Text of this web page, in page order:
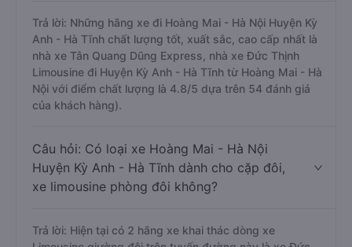
Trả lời: Những hãng xe đi Hoàng Mai - Hà Nội Huyện Kỳ
Anh - Hà Tĩnh chất lượng tốt, xuất sắc, cao cấp nhất là
nhà xe Tân Quang Dũng Express, nhà xe Đức Thịnh
Limousine đi Huyện Kỳ Anh - Hà Tĩnh từ Hoàng Mai - Hà
Nội với điểm chất lượng là 4.8/5 dựa trên 54 đánh giá
của khách hàng).
Câu hỏi: Có loại xe Hoàng Mai - Hà Nội
Huyện Kỳ Anh - Hà Tĩnh dành cho cặp đôi,
xe limousine phòng đôi không?
Trả lời: Hiện tại có 2 hãng xe khai thác dòng xe